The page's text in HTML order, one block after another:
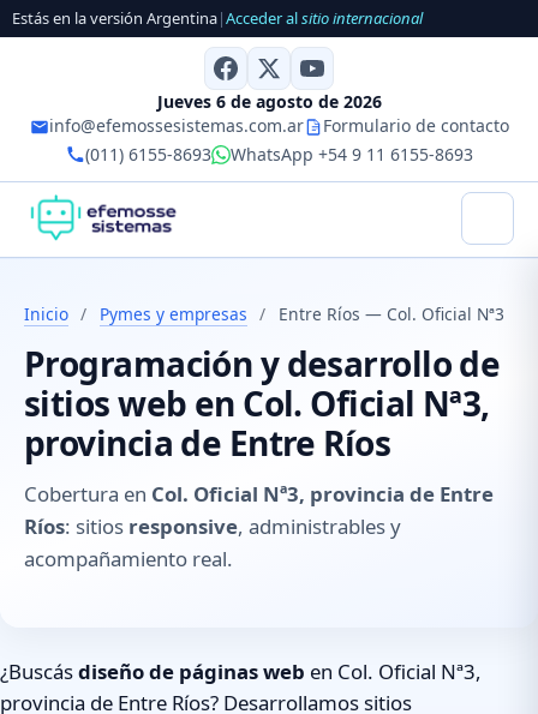
Estás en la versión Argentina|Acceder alsitio internacional
Jueves 6 de agosto de 2026
info@efemossesistemas.com.ar
Formulario de contacto
(011) 6155-8693
WhatsApp +54 9 11 6155-8693
Inicio / Pymes y empresas / Entre Ríos — Col. Oficial Nª3
Programación y desarrollo de
sitios web en Col. Oficial Nª3,
provincia de Entre Ríos
Cobertura en Col. Oficial Nª3, provincia de Entre
Ríos: sitios responsive, administrables y
acompañamiento real.
¿Buscásdiseño de páginas web en Col. Oficial Nª3,
provincia de Entre Ríos? Desarrollamos sitios